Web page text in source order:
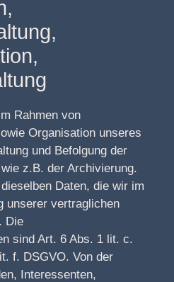
Rahmen von
Organisation unseres
und Befolgung der
z.B. der Archivierung.
Daten, die wir im
unserer vertraglichen
Die
sind Art. 6 Abs. 1 lit. c.
f. DSGVO. Von der
Interessenten,